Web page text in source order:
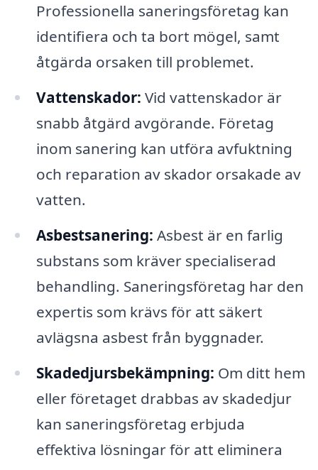
Professionella saneringsföretag kan
identifiera och ta bort mögel, samt
åtgärda orsaken till problemet.
Vattenskador: Vid vattenskador är
snabb åtgärd avgörande. Företag
inom sanering kan utföra avfuktning
och reparation av skador orsakade av
vatten.
Asbestsanering: Asbest är en farlig
substans som kräver specialiserad
behandling. Saneringsföretag har den
expertis som krävs för att säkert
avlägsna asbest från byggnader.
Skadedjursbekämpning: Om ditt hem
eller företaget drabbas av skadedjur
kan saneringsföretag erbjuda
effektiva lösningar för att eliminera